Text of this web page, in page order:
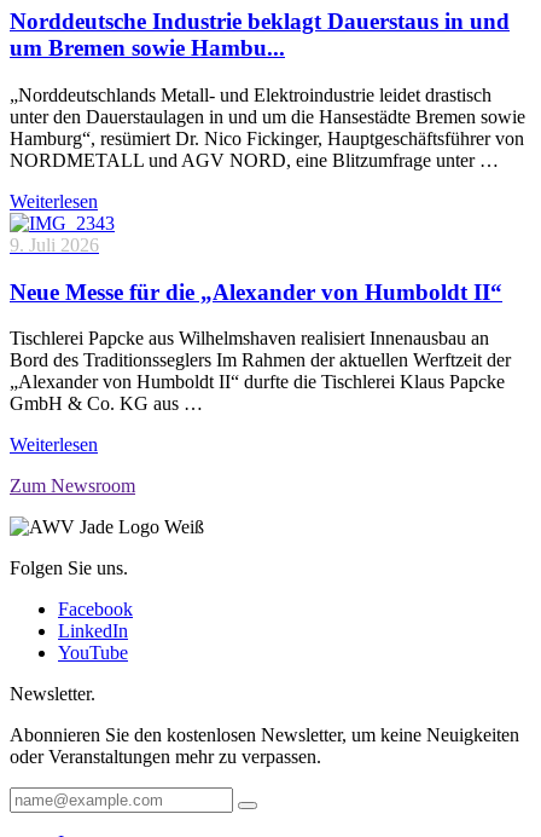
Norddeutsche Industrie beklagt Dauerstaus in und
um Bremen sowie Hambu...
„Norddeutschlands Metall- und Elektroindustrie leidet drastisch
unter den Dauerstaulagen in und um die Hansestädte Bremen sowie
Hamburg“, resümiert Dr. Nico Fickinger, Hauptgeschäftsführer von
NORDMETALL und AGV NORD, eine Blitzumfrage unter …
Weiterlesen
9. Juli 2026
Neue Messe für die „Alexander von Humboldt II“
Tischlerei Papcke aus Wilhelmshaven realisiert Innenausbau an
Bord des Traditionsseglers Im Rahmen der aktuellen Werftzeit der
„Alexander von Humboldt II“ durfte die Tischlerei Klaus Papcke
GmbH & Co. KG aus …
Weiterlesen
Zum Newsroom
Folgen Sie uns.
Facebook
LinkedIn
YouTube
Newsletter.
Abonnieren Sie den kostenlosen Newsletter, um keine Neuigkeiten
oder Veranstaltungen mehr zu verpassen.